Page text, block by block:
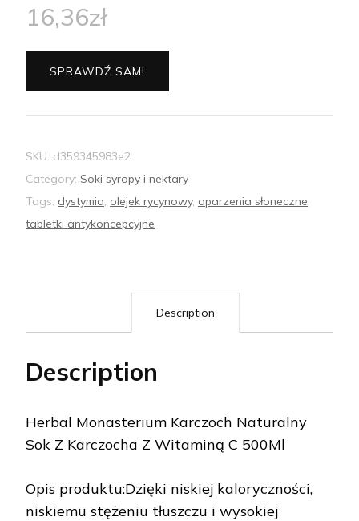
16,36zł
SPRAWDŹ SAM!
SKU: d359345983e2
Category: Soki syropy i nektary
Tags: dystymia, olejek rycynowy, oparzenia słoneczne,
tabletki antykoncepcyjne
Description
Description
Herbal Monasterium Karczoch Naturalny
Sok Z Karczocha Z Witaminą C 500Ml
Opis produktu:Dzięki niskiej kaloryczności,
niskiemu stężeniu tłuszczu i wysokiej